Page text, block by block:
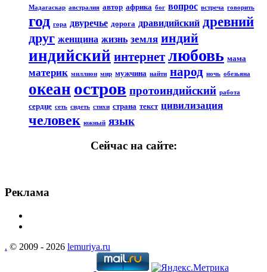
Мадагаскар австралия автор африка бог вопрос встреча говорить
год гора двуречье дорога дравидийский древний
друг женщина жизнь земля индий
индийский интернет любовь мама
материк миллион мир мужчина найти народ ночь обезьяна
океан остров протоиндийский работа
сердце сеть сидеть стихи страна текст цивилизация
человек южный язык
Сейчас на сайте:
Реклама
. © 2009 - 2026 lemuriya.ru